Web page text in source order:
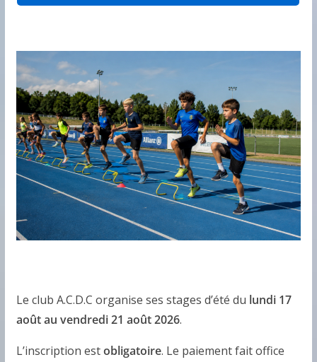
Le club A.C.D.C organise ses stages d’été du lundi 17
août au vendredi 21 août 2026.
L’inscription estobligatoire. Le paiement fait office